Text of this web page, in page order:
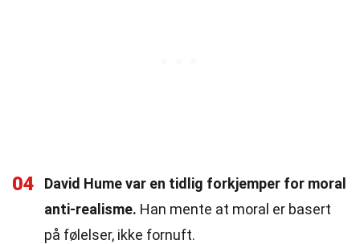
04
David Hume var en tidlig forkjemper for moral
anti-realisme. Han mente at moral er basert
på følelser, ikke fornuft.